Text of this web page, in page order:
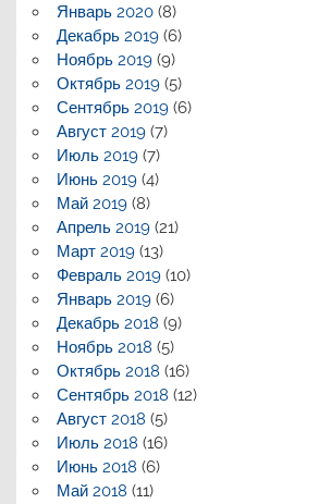
Январь 2020(8)
Декабрь 2019(6)
Ноябрь 2019(9)
Октябрь 2019(5)
Сентябрь 2019(6)
Август 2019(7)
Июль 2019(7)
Июнь 2019(4)
Май 2019(8)
Апрель 2019(21)
Март 2019(13)
Февраль 2019(10)
Январь 2019(6)
Декабрь 2018 (9)
Ноябрь 2018 (5)
Октябрь 2018 (16)
Сентябрь 2018 (12)
Август 2018 (5)
Июль 2018 (16)
Июнь 2018 (6)
Май 2018 (11)